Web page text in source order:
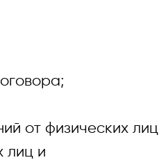
от физических лиц
лиц и